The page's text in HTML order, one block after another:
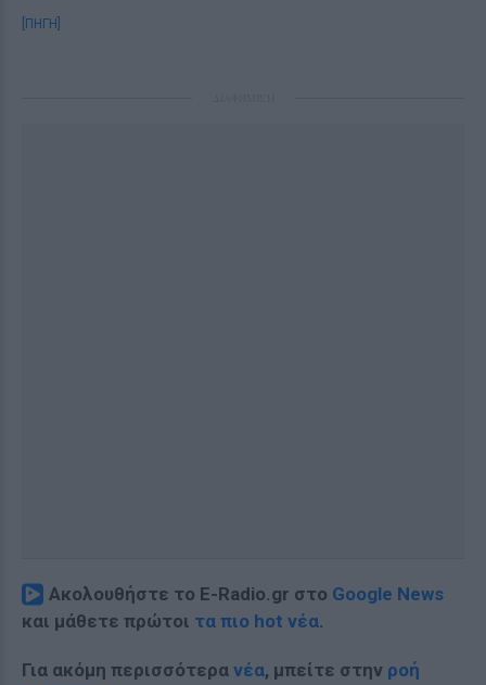
[ΠΗΓΗ]
Ακολουθήστε το E-Radio.gr στο Google News
και μάθετε πρώτοι τα πιο hot νέα.
Για ακόμη περισσότερα νέα, μπείτε στην ροή